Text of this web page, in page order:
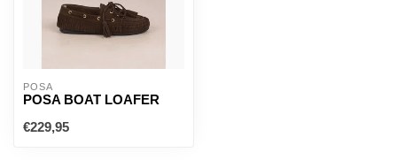
POSA
POSA BOAT LOAFER
€229,95